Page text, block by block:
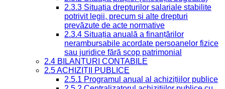
2.3.3 Situația drepturilor salariale stabilite
potrivit legii, precum și alte drepturi
prevăzute de acte normative
2.3.4 Situația anuală a finanțărilor
nerambursabile acordate persoanelor fizice
sau juridice fără scop patrimonial
2.4 BILANȚURI CONTABILE
2.5 ACHIZIȚII PUBLICE
2.5.1 Programul anual al achizițiilor publice